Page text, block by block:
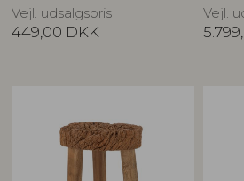
Vejl. udsalgspris
449,00 DKK
Vejl.